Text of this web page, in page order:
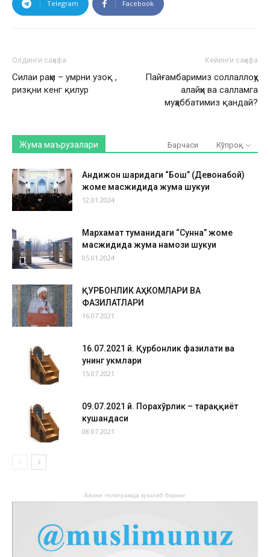
Telegram Facebook
Олдинги саҳифа
Силаи раҳм – умрни узоқ ,
ризқни кенг қилур
Кейинги саҳифа
Пайғамбаримиз соллаллоҳу
алайҳи ва салламга
муҳаббатимиз қандай?
Жума маърузалари Барчаси Кўпроқ
Андижон шаҳридаги “Бош” (Девонабой)
жоме масжидида жума шукуҳи
12.01.2024
Мархамат туманидаги “Сунна” жоме
масжидида жума намози шукуҳи
05.01.2024
ҚУРБОНЛИК АҲКОМЛАРИ ВА
ФАЗИЛАТЛАРИ
16.07.2021
16.07.2021 й. Қурбонлик фазилати ва
унинг ҳукмлари
15.07.2021
09.07.2021 й. Порахўрлик – тараққиёт
кушандаси
08.07.2021
Бизни телеграмда кузатиб боринг